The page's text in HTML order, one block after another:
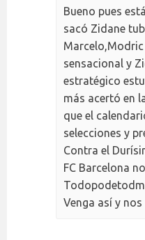
Bueno pues
sacó Zidane
sensacional y
estratégico
más acertó en
que el
selecciones y
Contra el
FC Barcelona
Venga así y